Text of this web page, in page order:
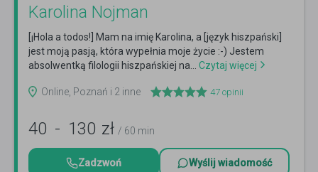
Karolina Nojman
[¡Hola a todos!] Mam na imię Karolina, a [język hiszpański]
jest moją pasją, która wypełnia moje życie :-) Jestem
absolwentką filologii hiszpańskiej na... Czytaj więcej
Online, Poznań i 2 inne 47 opinii
40 - 130 zł / 60 min
Zadzwoń Wyślij wiadomość